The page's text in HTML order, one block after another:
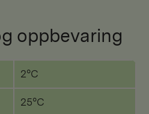
oppbevaring
2°C
25°C